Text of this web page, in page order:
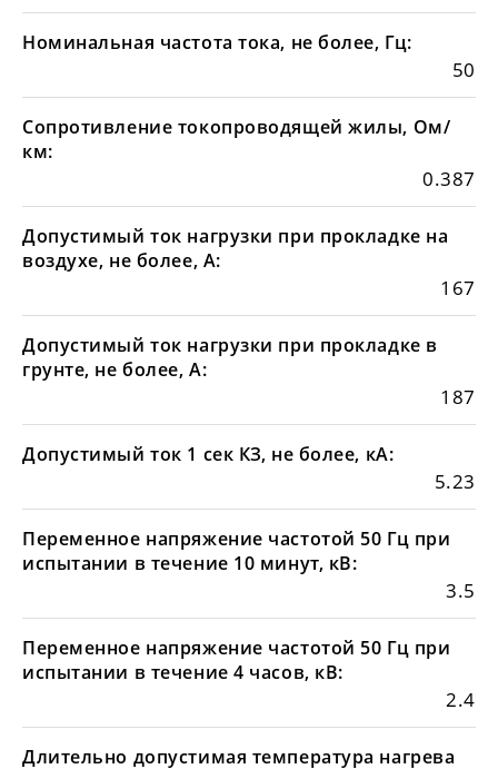
Номинальная частота тока, не более, Гц:
50
Сопротивление токопроводящей жилы, Ом/
км:
0.387
Допустимый ток нагрузки при прокладке на
воздухе, не более, А:
167
Допустимый ток нагрузки при прокладке в
грунте, не более, А:
187
Допустимый ток 1 сек КЗ, не более, кА:
5.23
Переменное напряжение частотой 50 Гц при
испытании в течение 10 минут, кВ:
3.5
Переменное напряжение частотой 50 Гц при
испытании в течение 4 часов, кВ:
2.4
Длительно допустимая температура нагрева